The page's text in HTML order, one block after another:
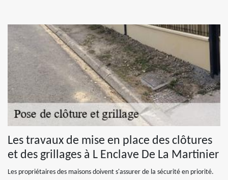
Les travaux de mise en place des clôtures
et des grillages à L Enclave De La Martinier
Les propriétaires des maisons doivent s'assurer de la sécurité en priorité.